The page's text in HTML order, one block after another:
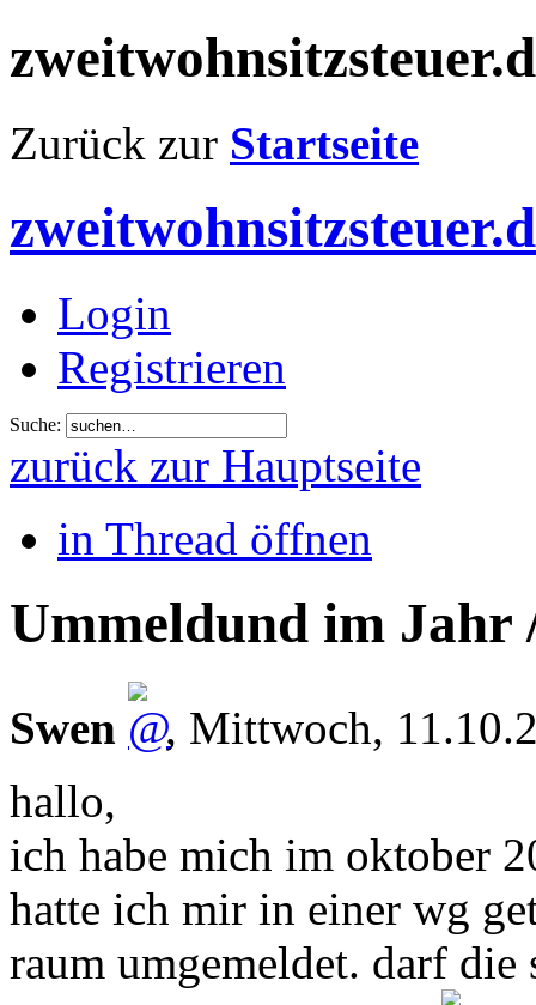
Zurück zur Startseite
Login
Registrieren
Suche:
zurück zur Hauptseite
in Thread öffnen
Ummeldund im Jahr
Swen , Mittwoch,
hallo,
ich habe mich im oktober
hatte ich mir in einer wg
raum umgemeldet. darf